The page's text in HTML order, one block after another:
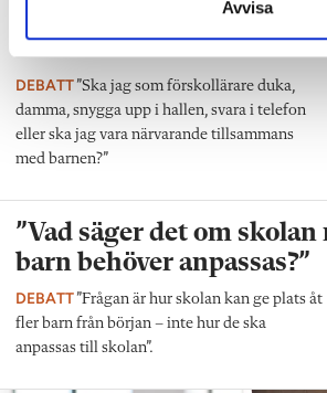
Avvisa
”Vad ska vår tid räcka till
förskolan?”
DEBATT”Ska jag som förskollärare duka,
damma, snygga upp i hallen, svara i telefon
eller ska jag vara närvarande tillsammans
med barnen?”
”Vad säger det om
barn behöver anpassas?”
DEBATT”Frågan är hur skolan kan ge plats åt
fler barn från början – inte hur de ska
anpassas till skolan”.